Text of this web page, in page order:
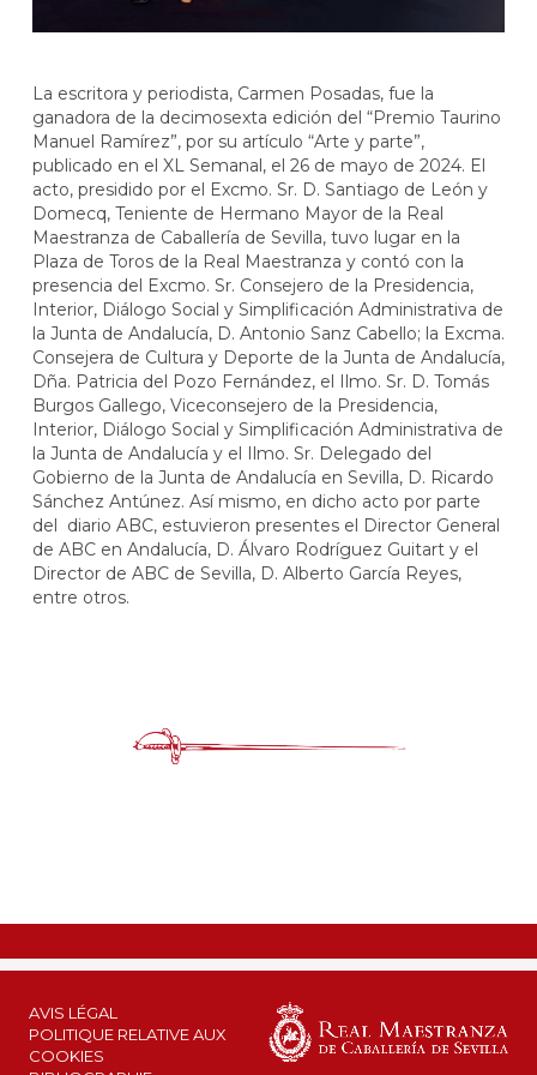
La escritora y periodista, Carmen Posadas, fue la
ganadora de la decimosexta edición del “Premio Taurino
Manuel Ramírez”, por su artículo “Arte y parte”,
publicado en el XL Semanal, el 26 de mayo de 2024. El
acto, presidido por el Excmo. Sr. D. Santiago de León y
Domecq, Teniente de Hermano Mayor de la Real
Maestranza de Caballería de Sevilla, tuvo lugar en la
Plaza de Toros de la Real Maestranza y contó con la
presencia del Excmo. Sr. Consejero de la Presidencia,
Interior, Diálogo Social y Simplificación Administrativa de
la Junta de Andalucía, D. Antonio Sanz Cabello; la Excma.
Consejera de Cultura y Deporte de la Junta de Andalucía,
Dña. Patricia del Pozo Fernández, el Ilmo. Sr. D. Tomás
Burgos Gallego, Viceconsejero de la Presidencia,
Interior, Diálogo Social y Simplificación Administrativa de
la Junta de Andalucía y el Ilmo. Sr. Delegado del
Gobierno de la Junta de Andalucía en Sevilla, D. Ricardo
Sánchez Antúnez. Así mismo, en dicho acto por parte
del diario ABC, estuvieron presentes el Director General
de ABC en Andalucía, D. Álvaro Rodríguez Guitart y el
Director de ABC de Sevilla, D. Alberto García Reyes,
entre otros.
AVIS LÉGAL
POLITIQUE RELATIVE AUX
COOKIES